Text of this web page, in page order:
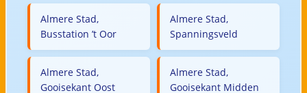
Almere Stad,
Busstation ’t Oor
Almere Stad,
Spanningsveld
Almere Stad,
Gooisekant Oost
Almere Stad,
Gooisekant Midden